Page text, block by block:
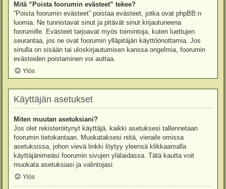
Mitä “Poista foorumin evästeet” tekee?
“Poista foorumin evästeet” poistaa evästeet, jotka ovat phpBB:n
luomia. Ne tunnistavat sinut ja pitävät sinut kirjautuneena
foorumille. Evästeet tarjoavat myös toimintoja, kuten luettujen
seurantaa, jos ne ovat foorumin ylläpitäjän käyttöönottamia. Jos
sinulla on sisään tai uloskirjautumisen kanssa ongelmia, foorumin
evästeiden poistaminen voi auttaa.
Ylös
Käyttäjän asetukset
Miten muutan asetuksiani?
Jos olet rekisteröitynyt käyttäjä, kaikki asetuksesi tallennetaan
foorumin tietokantaan. Muokataksesi niitä, vieraile omissa
asetuksissa, johon vievä linkki löytyy yleensä klikkaamalla
käyttäjänimeäsi foorumin sivujen ylälaidassa. Tätä kautta voit
muokata asetuksiasi ja valintojasi.
Ylös